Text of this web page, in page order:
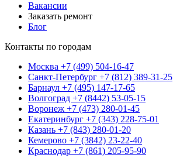
Вакансии
Заказать ремонт
Блог
Контакты по городам
Москва +7 (499) 504-16-47
Санкт-Петербург +7 (812) 389-31-25
Барнаул +7 (495) 147-17-65
Волгоград +7 (8442) 53-05-15
Воронеж +7 (473) 280-01-45
Екатеринбург +7 (343) 228-75-01
Казань +7 (843) 280-01-20
Кемерово +7 (3842) 23-22-40
Краснодар +7 (861) 205-95-90